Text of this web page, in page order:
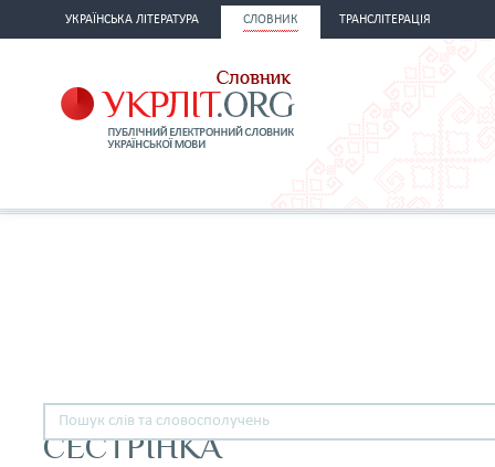
УКРАЇНСЬКА ЛІТЕРАТУРА СЛОВНИК ТРАНСЛІТЕРАЦІЯ
СЕСТРІНКА